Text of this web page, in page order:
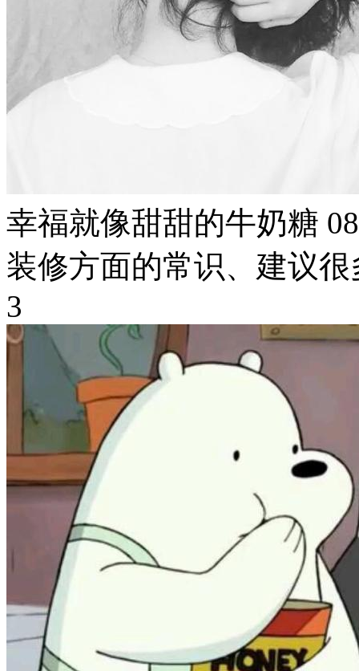
幸福就像甜甜的牛奶糖
装修方面的常识、建议很
3